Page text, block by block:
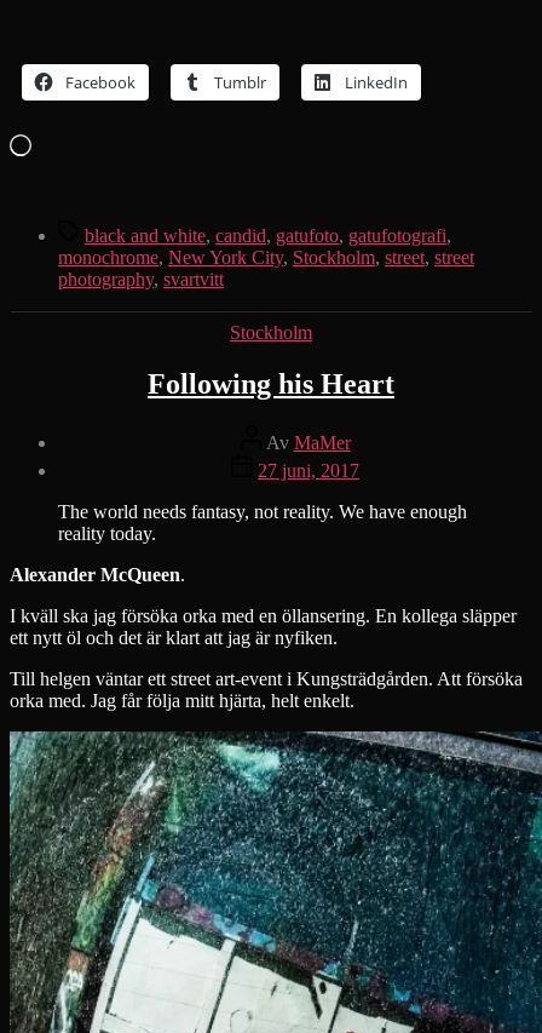
Facebook Tumblr LinkedIn
Laddar
Etiketter
black and white, candid, gatufoto, gatufotografi,
monochrome, New York City, Stockholm, street, street
photography, svartvitt
Kategorier
Stockholm
Following his Heart
Inläggsförfattare
Av MaMer
Inläggsdatum
27 juni, 2017
The world needs fantasy, not reality. We have enough
reality today.
Alexander McQueen.
I kväll ska jag försöka orka med en öllansering. En kollega släpper
ett nytt öl och det är klart att jag är nyfiken.
Till helgen väntar ett street art-event i Kungsträdgården. Att försöka
orka med. Jag får följa mitt hjärta, helt enkelt.